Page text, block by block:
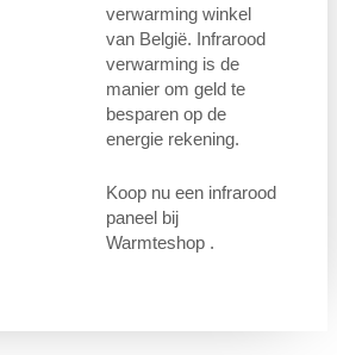
verwarming winkel
van België. Infrarood
verwarming is de
manier om geld te
besparen op de
energie rekening.
Koop nu een infrarood
paneel bij
Warmteshop .